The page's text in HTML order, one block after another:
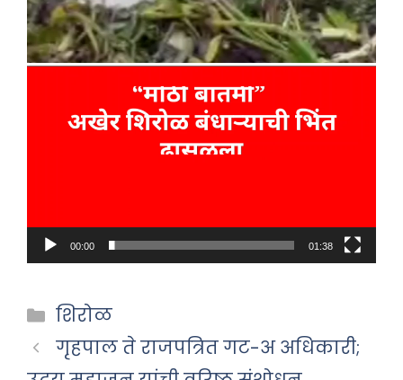
00:00 01:38
Categories
शिरोळ
गृहपाल ते राजपत्रित गट-अ अधिकारी;